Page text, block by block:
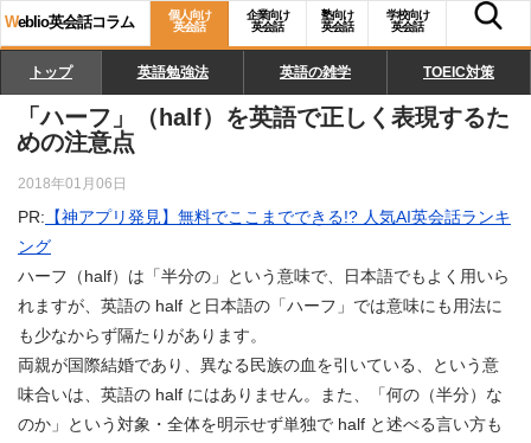
Weblio英会話コラム
個人向け
英会話
企業向け
英会話
塾向け
英会話
学校向け
英会話
トップ 英語勉強法 英語の雑学 TOEIC対策
「ハーフ」（half）を英語で正しく表現するた
めの注意点
2018年01月06日
PR: 【神アプリ発見】無料でここまでできる!? 人気AI英会話ランキ
ング
ハーフ（half）は「半分の」という意味で、日本語でもよく用いら
れますが、英語の half と日本語の「ハーフ」では意味にも用法に
も少なからず隔たりがあります。
両親が国際結婚であり、異なる民族の血を引いている、という意
味合いは、英語の half にはありません。また、「何の（半分）な
のか」という対象・全体を明示せず単独で half と述べる言い方も